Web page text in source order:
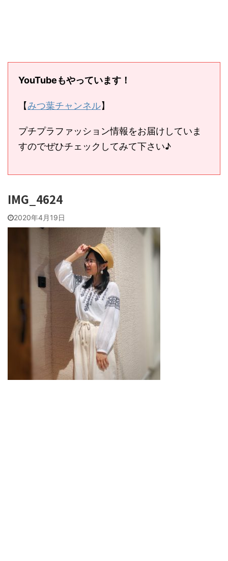
YouTubeもやっています！
【みつ葉チャンネル】
プチプラファッション情報をお届けしていま
すのでぜひチェックしてみて下さい♪
IMG_4624
2020年4月19日